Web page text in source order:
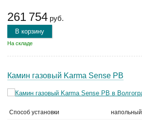
261 754 руб.
В корзину
На складе
Камин газовый Karma Sense PB
Способ установки напольный